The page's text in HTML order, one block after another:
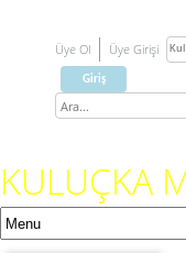
Üye Ol Üye Girişi
KULUÇKA